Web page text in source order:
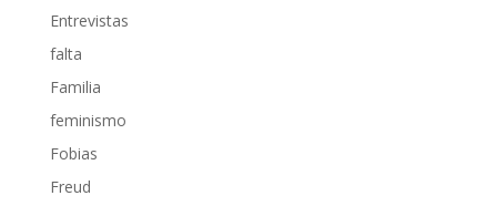
Entrevistas
falta
Familia
feminismo
Fobias
Freud